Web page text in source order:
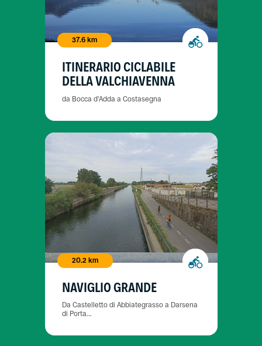
37.6 km
ITINERARIO CICLABILE
DELLA VALCHIAVENNA
da Bocca d'Adda a Costasegna
20.2 km
NAVIGLIO GRANDE
Da Castelletto di Abbiategrasso a Darsena
di Porta...